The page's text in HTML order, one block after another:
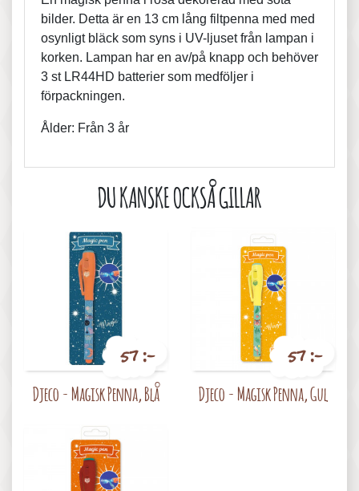
bilder. Detta är en 13 cm lång filtpenna med med
osynligt bläck som syns i UV-ljuset från lampan i
korken. Lampan har en av/på knapp och behöver
3 st LR44HD batterier som medföljer i
förpackningen.
Ålder: Från 3 år
DU KANSKE OCKSÅ GILLAR
57 :-
Djeco - Magisk Penna, Blå
57 :-
Djeco - Magisk Penna, Gul